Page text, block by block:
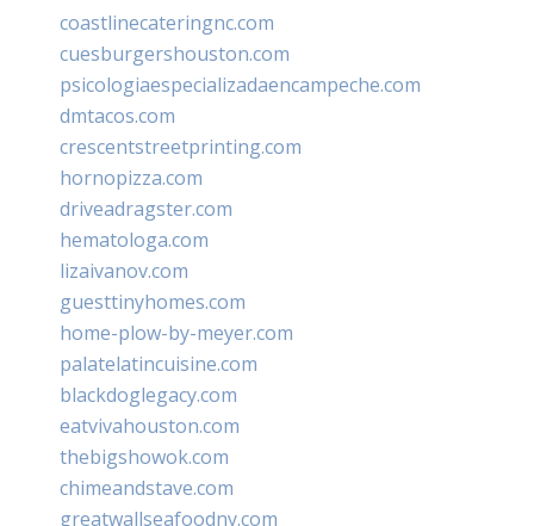
coastlinecateringnc.com
cuesburgershouston.com
psicologiaespecializadaencampeche.com
dmtacos.com
crescentstreetprinting.com
hornopizza.com
driveadragster.com
hematologa.com
lizaivanov.com
guesttinyhomes.com
home-plow-by-meyer.com
palatelatincuisine.com
blackdoglegacy.com
eatvivahouston.com
thebigshowok.com
chimeandstave.com
greatwallseafoodny.com